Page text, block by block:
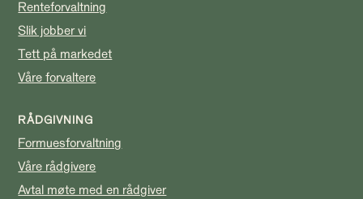
Renteforvaltning
Slik jobber vi
Tett på markedet
Våre forvaltere
RÅDGIVNING
Formuesforvaltning
Våre rådgivere
Avtal møte med en rådgiver